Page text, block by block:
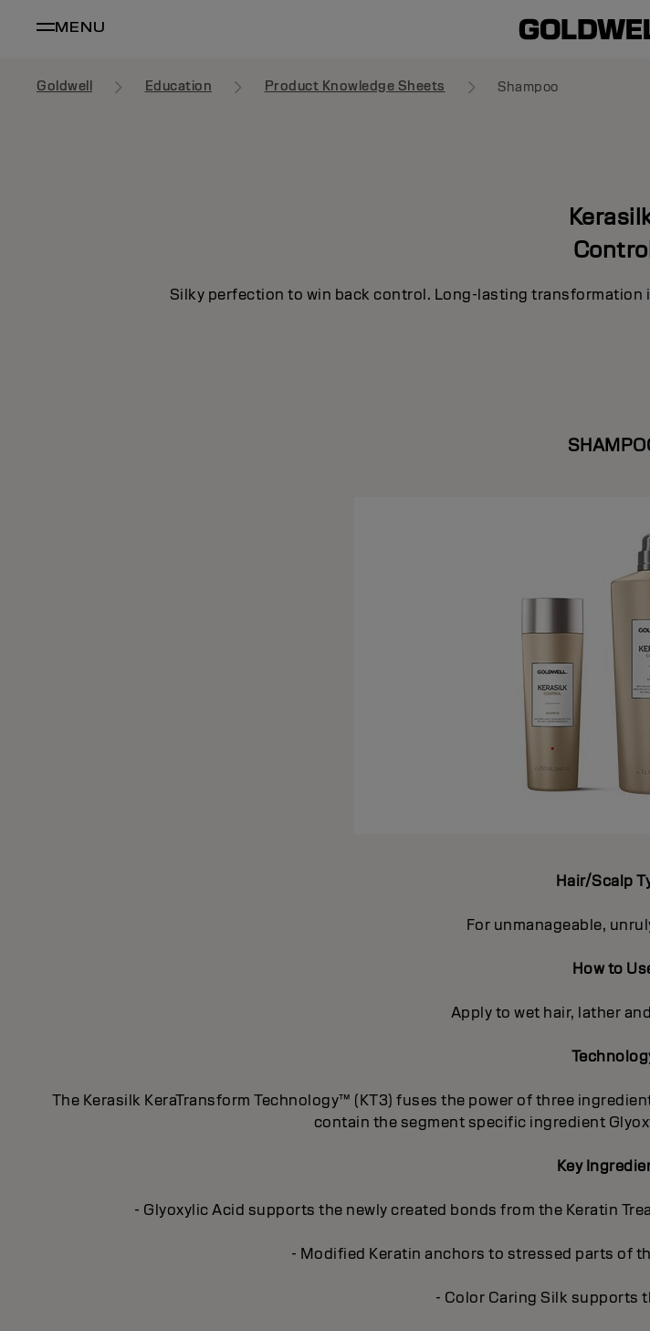
MENU
Goldwell Education Product Knowledge Sheets Shampoo
Silky perfection to win back control. Long-lasting
Hair/Scalp
For unmanageable,
How to
Apply to wet hair, lather
The Kerasilk KeraTransform Technology™ (KT3) fuses the power of three
contain the segment specific ingredient
Key
- Glyoxylic Acid supports the newly created bonds from the Keratin
- Modified Keratin anchors to stressed parts of
- Color Caring Silk supports